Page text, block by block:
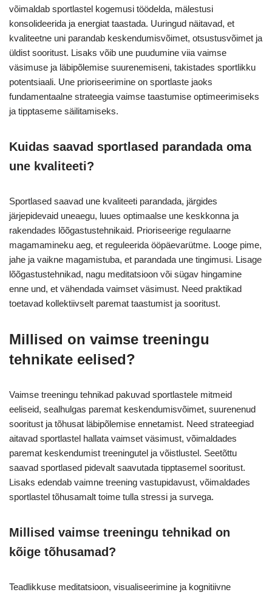
võimaldab sportlastel kogemusi töödelda, mälestusi
konsolideerida ja energiat taastada. Uuringud näitavad, et
kvaliteetne uni parandab keskendumisvõimet, otsustusvõimet ja
üldist sooritust. Lisaks võib une puudumine viia vaimse
väsimuse ja läbipõlemise suurenemiseni, takistades sportlikku
potentsiaali. Une prioriseerimine on sportlaste jaoks
fundamentaalne strateegia vaimse taastumise optimeerimiseks
ja tipptaseme säilitamiseks.
Kuidas saavad sportlased parandada oma
une kvaliteeti?
Sportlased saavad une kvaliteeti parandada, järgides
järjepidevaid uneaegu, luues optimaalse une keskkonna ja
rakendades lõõgastustehnikaid. Prioriseerige regulaarne
magamamineku aeg, et reguleerida ööpäevarütme. Looge pime,
jahe ja vaikne magamistuba, et parandada une tingimusi. Lisage
lõõgastustehnikad, nagu meditatsioon või sügav hingamine
enne und, et vähendada vaimset väsimust. Need praktikad
toetavad kollektiivselt paremat taastumist ja sooritust.
Millised on vaimse treeningu
tehnikate eelised?
Vaimse treeningu tehnikad pakuvad sportlastele mitmeid
eeliseid, sealhulgas paremat keskendumisvõimet, suurenenud
sooritust ja tõhusat läbipõlemise ennetamist. Need strateegiad
aitavad sportlastel hallata vaimset väsimust, võimaldades
paremat keskendumist treeningutel ja võistlustel. Seetõttu
saavad sportlased pidevalt saavutada tipptasemel sooritust.
Lisaks edendab vaimne treening vastupidavust, võimaldades
sportlastel tõhusamalt toime tulla stressi ja survega.
Millised vaimse treeningu tehnikad on
kõige tõhusamad?
Teadlikkuse meditatsioon, visualiseerimine ja kognitiivne